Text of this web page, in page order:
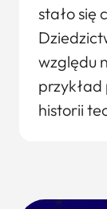
stało się
względu
przykład
historii